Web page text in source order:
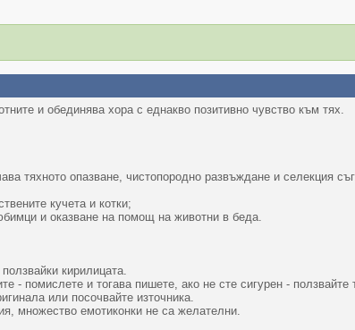
и обединява хора с еднакво позитивно чувство към тях.
тяхното опазване, чистопородно развъждане и селекция
кучета и котки;
и оказване на помощ на животни в беда.
кирилицата.
- помислете и тогава пишете, ако не сте сигурен - ползвайте
или посочвайте източника.
множество емотиконки не са желателни.